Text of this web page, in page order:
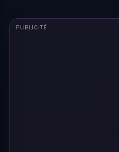
PUBLICITÉ